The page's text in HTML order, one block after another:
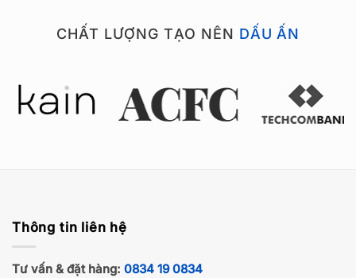
CHẤT LƯỢNG TẠO NÊN DẤU ẤN
Thông tin liên hệ
Tư vấn & đặt hàng: 0834 19 0834